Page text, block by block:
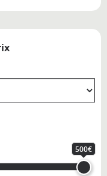
500€